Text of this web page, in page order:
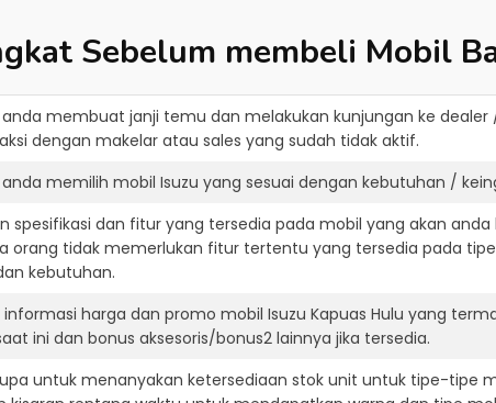
Sebelum membeli Mobil
anda membuat janji temu dan melakukan kunjungan ke dealer
dengan makelar atau sales yang sudah tidak aktif.
anda memilih mobil Isuzu yang sesuai dengan kebutuhan /
spesifikasi dan fitur yang tersedia pada mobil yang akan
orang tidak memerlukan fitur tertentu yang tersedia pada
kebutuhan.
harga dan promo mobil Isuzu Kapuas Hulu yang
ini dan bonus aksesoris/bonus2 lainnya jika tersedia.
untuk menanyakan ketersediaan stok unit untuk tipe-tipe